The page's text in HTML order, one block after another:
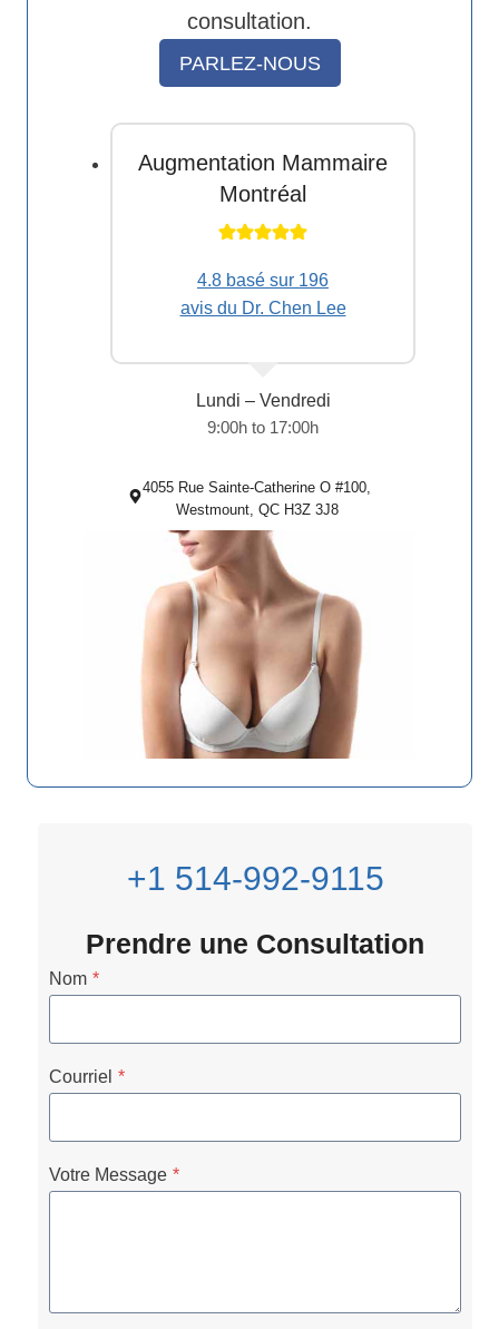
consultation.
PARLEZ-NOUS
Augmentation Mammaire
Montréal
4.8 basé sur 196
avis du Dr. Chen Lee
Lundi – Vendredi
9:00h to 17:00h
4055 Rue Sainte-Catherine O #100,
Westmount, QC H3Z 3J8
+1 514-992-9115
Prendre une Consultation
Nom *
Courriel *
Votre Message *